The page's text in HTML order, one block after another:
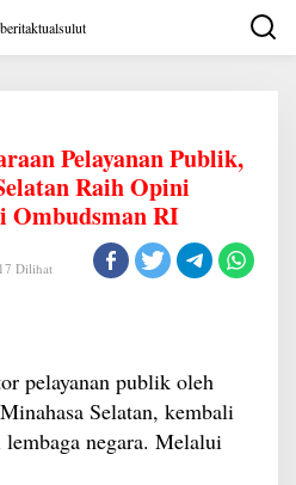
Pelayanan Publik,
Raih Opini
RI
Dilihat
pelayanan publik oleh
Selatan, kembali
negara. Melalui